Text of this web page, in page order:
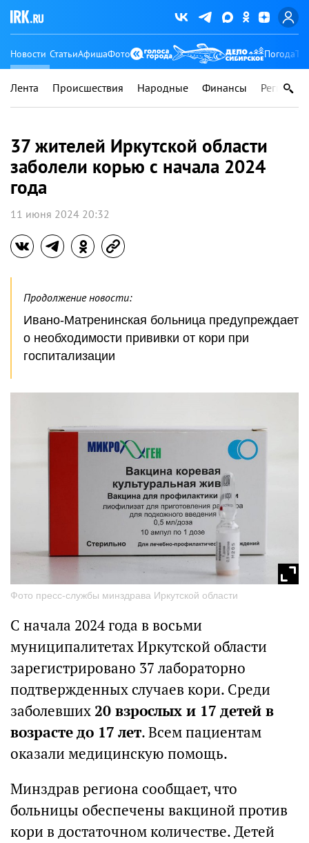
Новости СтатьиАфишаФото Погода
Лента Происшествия Народные Финансы Регионы
37 жителей Иркутской области
заболели корью с начала 2024
года
11 июня 2024 20:32
Продолжение новости:
Ивано-Матренинская больница предупреждает
о необходимости прививки от кори при
госпитализации
Фото пресс-службы минздрава Иркутской области
С начала 2024 года в восьми
муниципалитетах Иркутской области
зарегистрировано 37 лабораторно
подтвержденных случаев кори. Среди
заболевших20 взрослых и 17 детей в
возрасте до 17 лет. Всем пациентам
оказали медицинскую помощь.
Минздрав региона сообщает, что
больницы обеспечены вакциной против
кори в достаточном количестве. Детей